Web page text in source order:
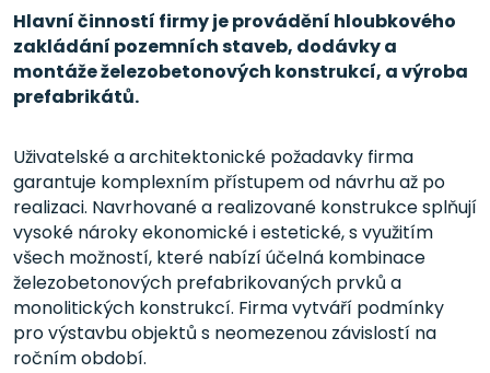
Hlavní činností firmy je provádění hloubkového
zakládání pozemních staveb, dodávky a
montáže železobetonových konstrukcí, a výroba
prefabrikátů.
Uživatelské a architektonické požadavky firma
garantuje komplexním přístupem od návrhu až po
realizaci. Navrhované a realizované konstrukce splňují
vysoké nároky ekonomické i estetické, s využitím
všech možností, které nabízí účelná kombinace
železobetonových prefabrikovaných prvků a
monolitických konstrukcí. Firma vytváří podmínky
pro výstavbu objektů s neomezenou závislostí na
ročním období.